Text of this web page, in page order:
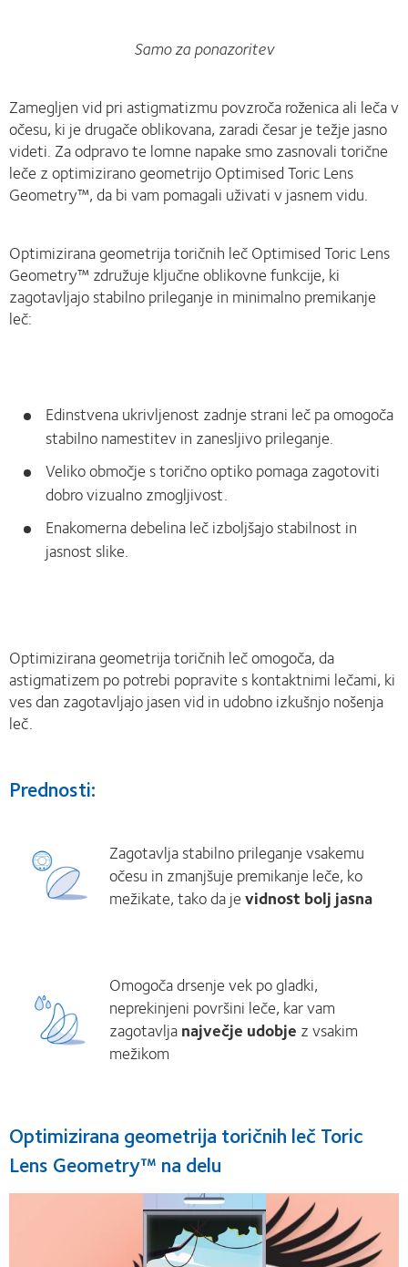
Samo za ponazoritev
Zamegljen vid pri astigmatizmu povzroča roženica ali leča v
očesu, ki je drugače oblikovana, zaradi česar je težje jasno
videti. Za odpravo te lomne napake smo zasnovali torične
leče z optimizirano geometrijo Optimised Toric Lens
Geometry™, da bi vam pomagali uživati v jasnem vidu.
Optimizirana geometrija toričnih leč Optimised Toric Lens
Geometry™ združuje ključne oblikovne funkcije, ki
zagotavljajo stabilno prileganje in minimalno premikanje
leč:
Edinstvena ukrivljenost zadnje strani leč pa omogoča
stabilno namestitev in zanesljivo prileganje.
Veliko območje s torično optiko pomaga zagotoviti
dobro vizualno zmogljivost.
Enakomerna debelina leč izboljšajo stabilnost in
jasnost slike.
Optimizirana geometrija toričnih leč omogoča, da
astigmatizem po potrebi popravite s kontaktnimi lečami, ki
ves dan zagotavljajo jasen vid in udobno izkušnjo nošenja
leč.
Prednosti:
Zagotavlja stabilno prileganje vsakemu
očesu in zmanjšuje premikanje leče, ko
mežikate, tako da jevidnost bolj jasna
Omogoča drsenje vek po gladki,
neprekinjeni površini leče, kar vam
zagotavljanajvečje udobje z vsakim
mežikom
Optimizirana geometrija toričnih leč Toric
Lens Geometry™ na delu